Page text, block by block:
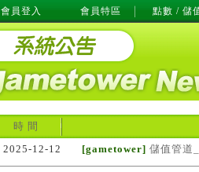
會員登入 會員特區 點數 / 儲
時 間
2025-12-12
[gametower] 儲值管道